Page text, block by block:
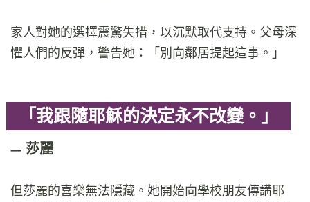
家人對她的選擇震驚失措，以沉默取代支持。父母深
懼人們的反彈，警告她：「別向鄰居提起這事。」
「我跟隨耶穌的決定永不改變。」
莎麗
但莎麗的喜樂無法隱藏。她開始向學校朋友傳講耶